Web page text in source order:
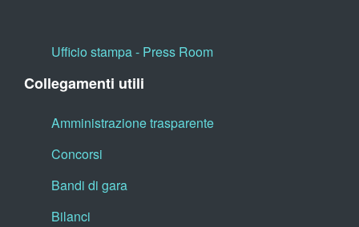
Ufficio stampa - Press Room
Collegamenti utili
Amministrazione trasparente
Concorsi
Bandi di gara
Bilanci